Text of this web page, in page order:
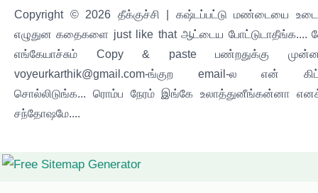
Copyright © 2026 தீக்குச்சி | கஷ்டப்பட்டு மண்டையை
எழுதுன கதைகளை just like that ஆட்டைய போட்டுடாதீங்க....
எங்கேயாச்சும் Copy & paste பண்றதுக்கு
voyeurkarthik@gmail.com-ங்குற email-ல என்
சொல்லிடுங்க... ரொம்ப நேரம் இங்கே உலாத்துனீங்கன்னா
சந்தோஷமே....